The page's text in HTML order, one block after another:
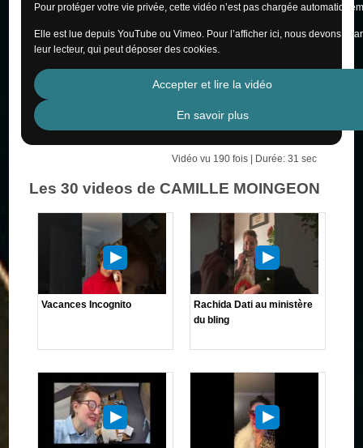
Pour protéger votre vie privée, cette vidéo n’est pas chargée
Elle est lue depuis YouTube ou Vimeo. Pour l’afficher ici, nous devons
leur lecteur, qui peut déposer des cookies.
Accepter et lire la vidéo
En savoir plus
Vidéo vu 190 fois | Durée: 31 sec
Les 30 videos de CAMILLE MOINGEON
Vacances Incognito
Rachida Dati au ministère
du bling